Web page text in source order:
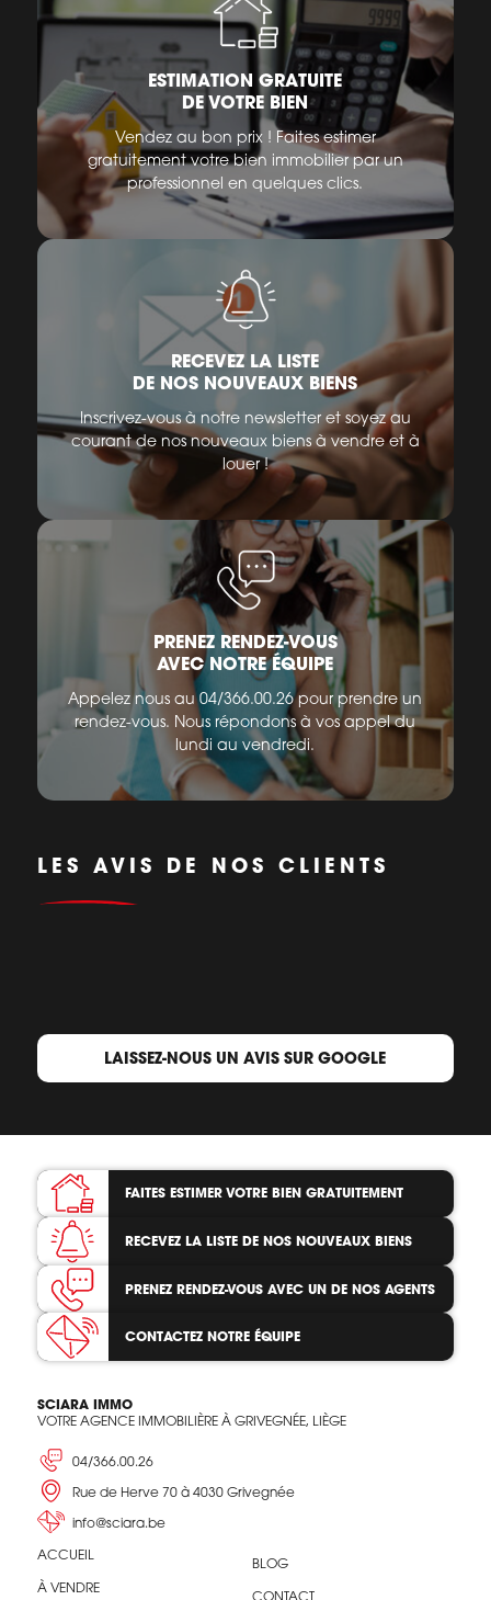
ESTIMATION GRATUITE
DE VOTRE BIEN
Vendez au bon prix ! Faites estimer
gratuitement votre bien immobilier par un
professionnel en quelques clics.
RECEVEZ LA LISTE
DE NOS NOUVEAUX BIENS
Inscrivez-vous à notre newsletter et soyez au
courant de nos nouveaux biens à vendre et à
louer !
PRENEZ RENDEZ-VOUS
AVEC NOTRE ÉQUIPE
Appelez nous au 04/366.00.26 pour prendre un
rendez-vous. Nous répondons à vos appel du
lundi au vendredi.
LES AVIS DE NOS CLIENTS
LAISSEZ-NOUS UN AVIS SUR GOOGLE
FAITES ESTIMER VOTRE BIEN GRATUITEMENT
RECEVEZ LA LISTE DE NOS NOUVEAUX BIENS
PRENEZ RENDEZ-VOUS AVEC UN DE NOS AGENTS
CONTACTEZ NOTRE ÉQUIPE
SCIARA IMMO
VOTRE AGENCE IMMOBILIÈRE À GRIVEGNÉE, LIÈGE
04/366.00.26
Rue de Herve 70 à 4030 Grivegnée
info@sciara.be
ACCUEIL
À VENDRE
BLOG
CONTACT